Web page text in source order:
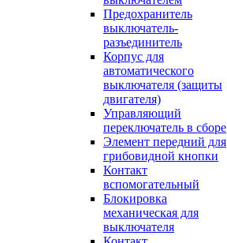
Предохранитель
выключатель-
разъединитель
Корпус для
автоматического
выключателя (защиты
двигателя)
Управляющий
переключатель в сборе
Элемент передний для
грибовидной кнопки
Контакт
вспомогательный
Блокировка
механическая для
выключателя